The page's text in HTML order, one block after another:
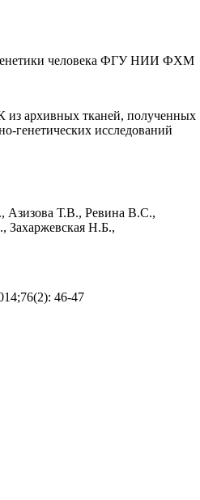
человека ФГУ НИИ ФХМ
архивных тканей, полученных
генетических исследований
, Азизова Т.В., Ревина В.С.,
, Захаржевская Н.Б.,
46‑47